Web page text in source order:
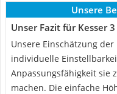
Unsere
Unser Fazit für Kesser
Unsere Einschätzung der
individuelle
Anpassungsfähigkeit sie
machen. Die einfache